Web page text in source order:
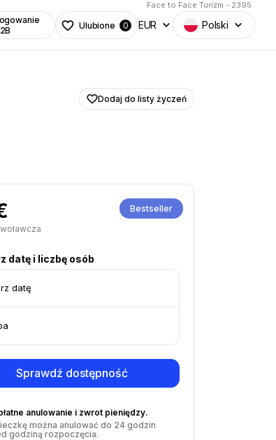
Face to Face Turizm - 2395
Ulubione 0 EUR Polski
Dodaj do listy życzeń
Bestseller
datę i liczbę osób
datę
Sprawdź dostępność
anulowanie i zwrot pieniędzy.
można anulować do 24 godzin
godziną rozpoczęcia.